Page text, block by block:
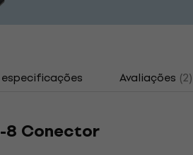
Avaliações (2)
8 Conector